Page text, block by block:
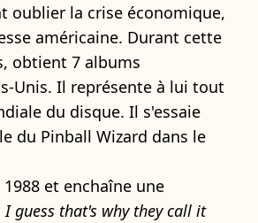
oublier la crise économique,
américaine. Durant cette
obtient 7 albums
Unis. Il représente à lui tout
du disque. Il s'essaie
du Pinball Wizard dans le
et enchaîne une
I guess that's why they call it